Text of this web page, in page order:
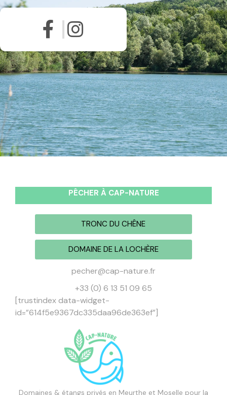
PÊCHER À CAP-NATURE
TRONC DU CHÊNE
DOMAINE DE LA LOCHÈRE
pecher@cap-nature.fr
+33 (0) 6 13 51 09 65
[trustindex data-widget-
id=”614f5e9367dc335daa96de363ef”]
Domaines & étangs privés en Meurthe et Moselle pour la